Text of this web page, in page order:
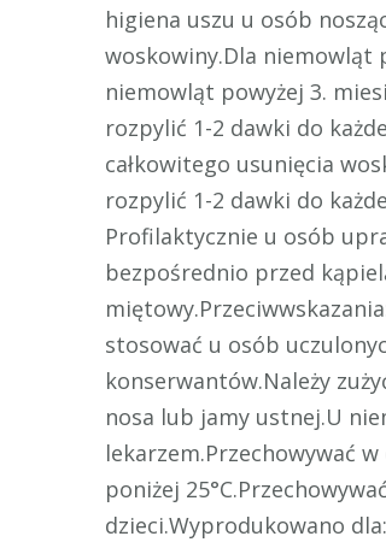
higiena uszu u osób
woskowiny.Dla niemowląt
niemowląt powyżej 3.
rozpylić 1-2 dawki do
całkowitego usunięcia
rozpylić 1-2 dawki do
Profilaktycznie u osób
bezpośrednio przed
stosować u osób
konserwantów.Należy
nosa lub jamy ustnej.U
lekarzem.Przechowywać
poniżej
dzieci.Wyprodukowano